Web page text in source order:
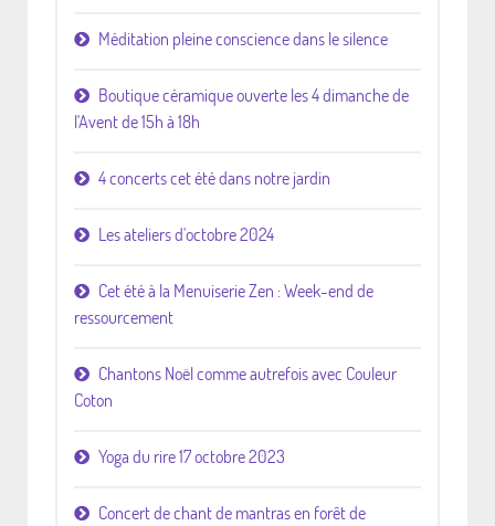
Méditation pleine conscience dans le silence
Boutique céramique ouverte les 4 dimanche de
l'Avent de 15h à 18h
4 concerts cet été dans notre jardin
Les ateliers d'octobre 2024
Cet été à la Menuiserie Zen : Week-end de
ressourcement
Chantons Noël comme autrefois avec Couleur
Coton
Yoga du rire 17 octobre 2023
Concert de chant de mantras en forêt de